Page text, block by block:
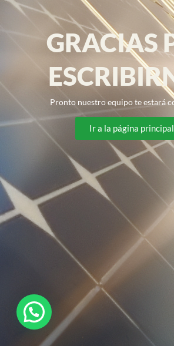
GRACIAS
Pronto nuestro equipo te estará
Ir a la página principal